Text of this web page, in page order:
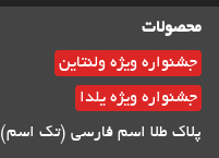
محصولات
جشنواره ویژه ولنتاین
جشنواره ویژه یلدا
پلاک طلا اسم فارسی (تک اسم)